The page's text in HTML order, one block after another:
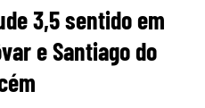
3,5 sentido em
e Santiago do